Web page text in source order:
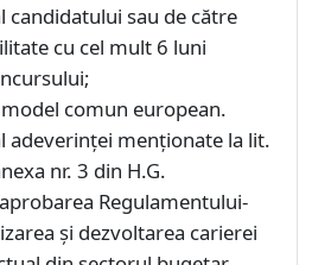
candidatului sau de către
cu cel mult 6 luni
comun european.
adeverinţei menţionate la lit.
nr. 3 din H.G.
Regulamentului-
şi dezvoltarea carierei